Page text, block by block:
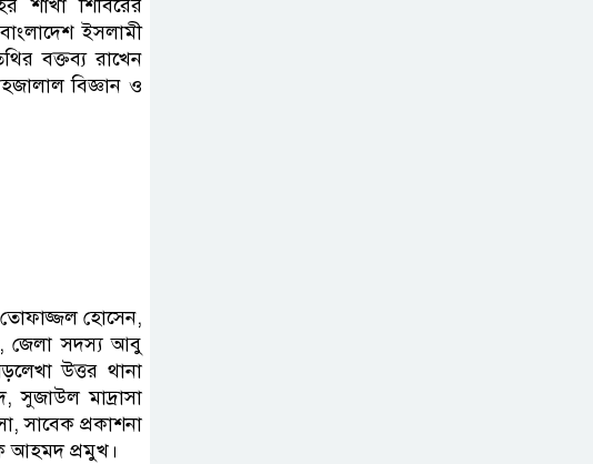
শাখা শিবিরের
ইসলামী
বক্তব্য রাখেন
বিজ্ঞান ও
তোফাজ্জল হোসেন,
জেলা সদস্য আবু
উত্তর থানা
মাদ্রাসা
সাবেক প্রকাশনা
আহমদ প্রমুখ।